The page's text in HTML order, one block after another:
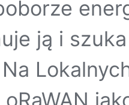
ją i